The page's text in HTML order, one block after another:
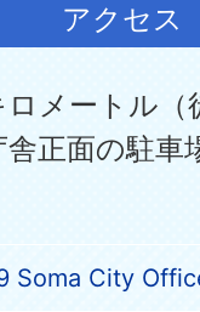
アクセス
ロメートル
正面の駐車
Soma City